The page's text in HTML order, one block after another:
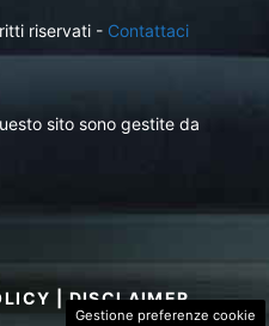
riservati - Contattaci
sito sono gestite da
|DISCLAIMER
Gestione preferenze cookie